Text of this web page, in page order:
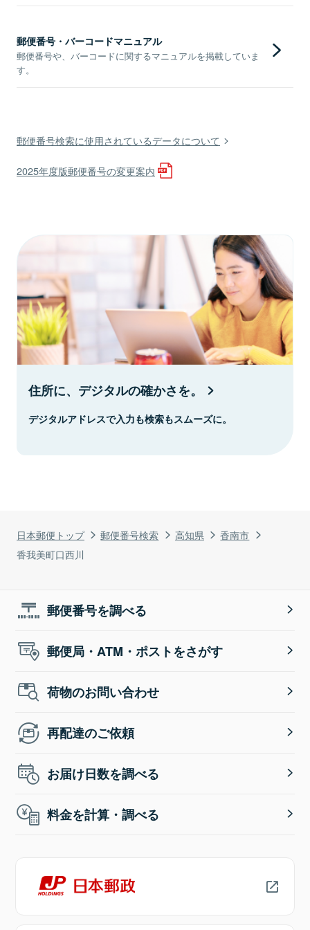
日本郵便トップ 郵便番号検索 高知県
香南市
香我美町口西川
郵便番号・バーコードマニュアル
郵便番号や、バーコードに関するマニュアルを掲載していま
す。
郵便番号検索に使用されているデータについて
2025年度版郵便番号の変更案内
住所に、デジタルの確かさを。
デジタルアドレスで入力も検索もスムーズに。
郵便番号を調べる
郵便局・ATM・ポストをさがす
荷物のお問い合わせ
再配達のご依頼
お届け日数を調べる
料金を計算・調べる